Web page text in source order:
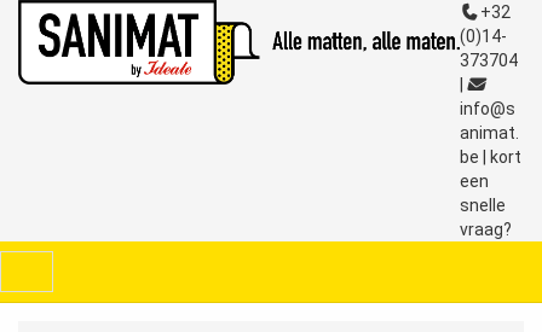
+32
(0)14-
373704
|
info@s
animat.
be
kort
een
snelle
vraag?